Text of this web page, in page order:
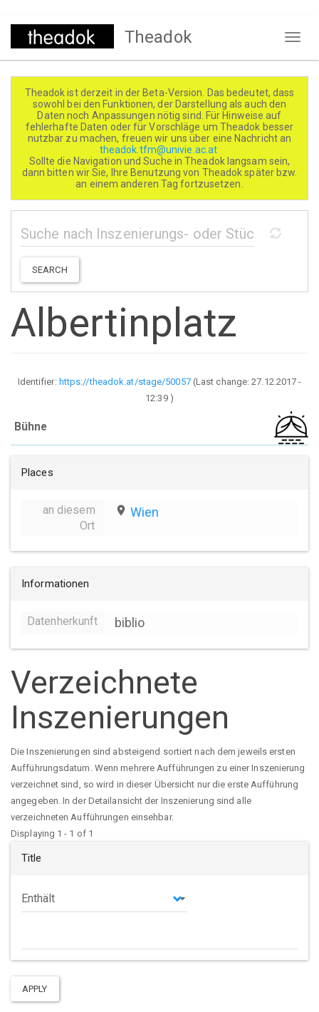
Direkt
Theadok
Theadok ist derzeit in der Beta-Version. Das bedeutet, dass
sowohl bei den Funktionen, der Darstellung als auch den
Daten noch Anpassungen nötig sind. Für Hinweise auf
fehlerhafte Daten oder für Vorschläge um Theadok besser
nutzbar zu machen, freuen wir uns über eine Nachricht an
theadok.tfm@univie.ac.at
Sollte die Navigation und Suche in Theadok langsam sein,
dann bitten wir Sie, Ihre Benutzung von Theadok später bzw.
an einem anderen Tag fortzusetzen.
SEARCH
Albertinplatz
Identifier: https://theadok.at/stage/50057(Last change:27.12.2017 -
12:39)
Bühne
Places
an diesem
Ort
place Wien
Informationen
Datenherkunft biblio
Verzeichnete
Inszenierungen
Die Inszenierungen sind absteigend sortiert nach dem jeweils ersten
Aufführungsdatum. Wenn mehrere Aufführungen zu einer Inszenierung
verzeichnet sind, so wird in dieser Übersicht nur die erste Aufführung
angegeben. In der Detailansicht der Inszenierung sind alle
verzeichneten Aufführungen einsehbar.
Displaying 1 - 1 of 1
Title
Operator
APPLY